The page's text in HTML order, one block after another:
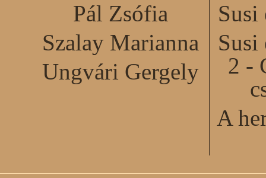
Pál Zsófia
Szalay Marianna
Ungvári Gergely
Susi
Susi
2 -
A